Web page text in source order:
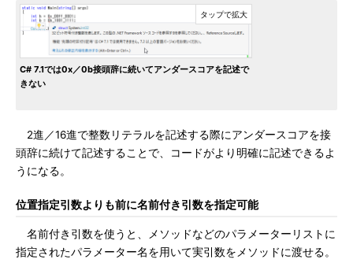
C# 7.1では0x／0b接頭辞に続いてアンダースコアを記述で
きない
2進／16進で整数リテラルを記述する際にアンダースコアを接
頭辞に続けて記述することで、コードがより明確に記述できるよ
うになる。
位置指定引数よりも前に名前付き引数を指定可能
名前付き引数を使うと、メソッドなどのパラメーターリストに
指定されたパラメーター名を用いて実引数をメソッドに渡せる。